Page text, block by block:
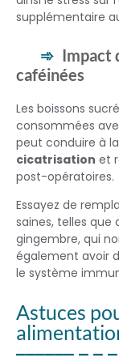
supplémentaire
Impact
caféinées
Les boissons
consommées
peut conduire à
cicatrisation et
post-opératoires.
Essayez de
saines, telles que
gingembre, qui
également avoir
le système
Astuces